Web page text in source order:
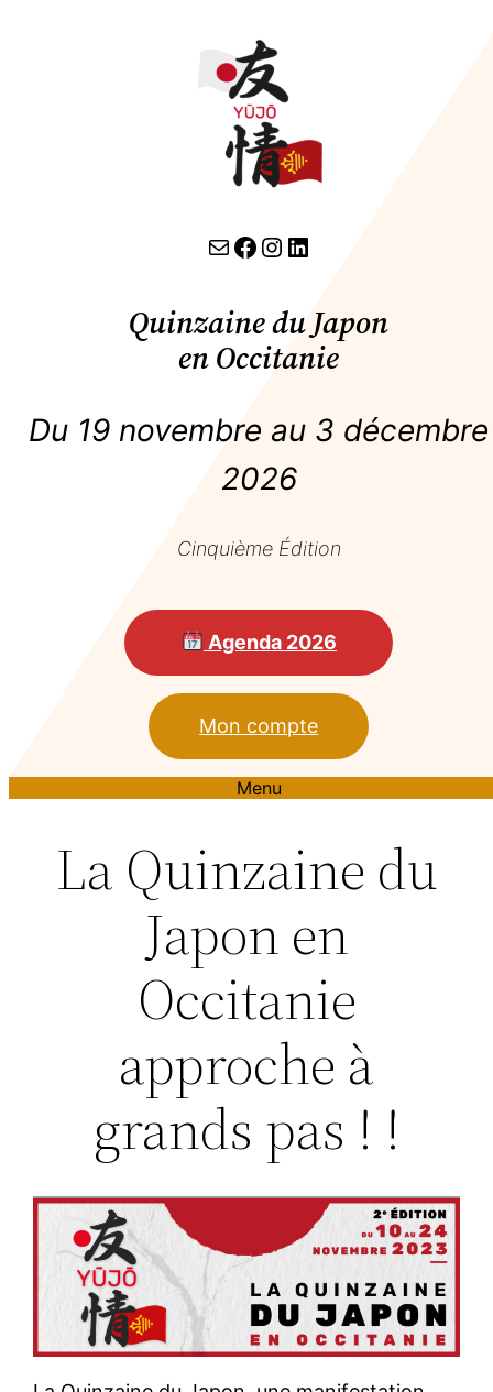
contact par email lien facebook Instagram LinkedIn
Quinzaine du Japon
en Occitanie
Du 19 novembre au 3 décembre
2026
Cinquième Édition
Agenda 2026
Mon compte
Menu
La Quinzaine du
Japon en
Occitanie
approche à
grands pas ! !